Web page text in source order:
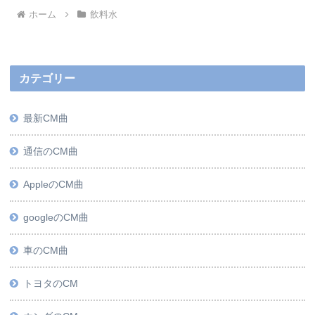
ホーム 飲料水
カテゴリー
最新CM曲
通信のCM曲
AppleのCM曲
googleのCM曲
車のCM曲
トヨタのCM